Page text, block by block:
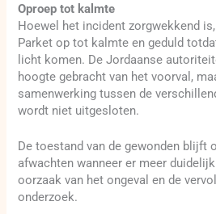
Oproep tot kalmte
Hoewel het incident zorgwekkend
Parket op tot kalmte en geduld
licht komen. De Jordaanse
hoogte gebracht van het voorval,
samenwerking tussen de
wordt niet uitgesloten.
De toestand van de gewonden blijft
afwachten wanneer er meer
oorzaak van het ongeval en de
onderzoek.